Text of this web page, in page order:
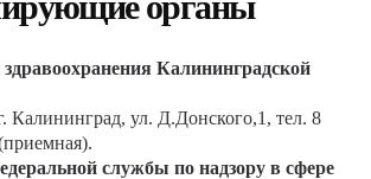
Калининградской
Калининград, ул. Д.Донского,1, тел. 8
службы по надзору в сфере